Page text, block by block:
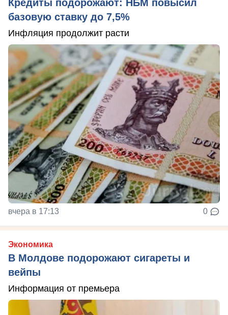
Кредиты подорожают: НБМ повысил
базовую ставку до 7,5%
Инфляция продолжит расти
вчера в 17:13 0
Экономика
В Молдове подорожают сигареты и
вейпы
Информация от премьера